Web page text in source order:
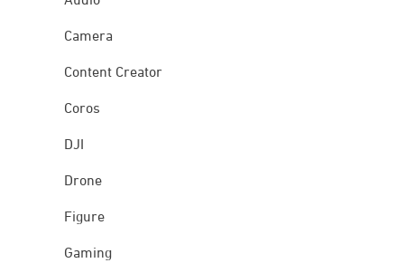
Camera
Content Creator
Coros
DJI
Drone
Figure
Gaming